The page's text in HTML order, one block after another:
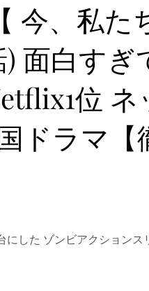
今、私た
面白すぎ
位 ネ
ドラマ【
した ゾンビアクションス